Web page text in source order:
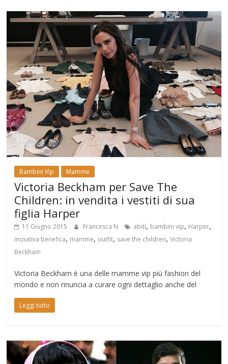
Bambini Vip Mamme
Victoria Beckham per Save The
Children: in vendita i vestiti di sua
figlia Harper
11 Giugno 2015 Francesca N abiti, bambini vip, Harper,
iniziativa benefica, mamme, outfit, save the children,Victoria
Beckham
Victoria Beckham è una delle mamme vip più fashion del
mondo e non rinuncia a curare ogni dettaglio anche del
Leggi tutto